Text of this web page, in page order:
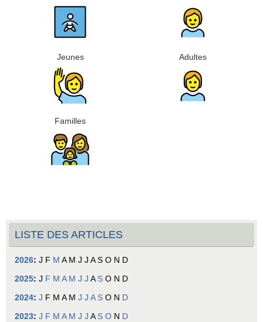
Jeunes Adultes
Familles
LISTE DES ARTICLES
2026: J F M A M J J A S O N D
2025: J F M A M J J A S O N D
2024: J F M A M J J A S O N D
2023: J F M A M J J A S O N D